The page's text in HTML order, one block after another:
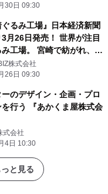
30日 09:30
ぐるみ工場』日本経済新聞
月26日発売！ 世界が注目
工場。 宮崎で紡がれ、顧
る魅力がこの一冊の中
株式会社
26日 09:30
のデザイン・企画・プロ
行う 『あかくま屋株式会
式会社
4日 10:30
と見る